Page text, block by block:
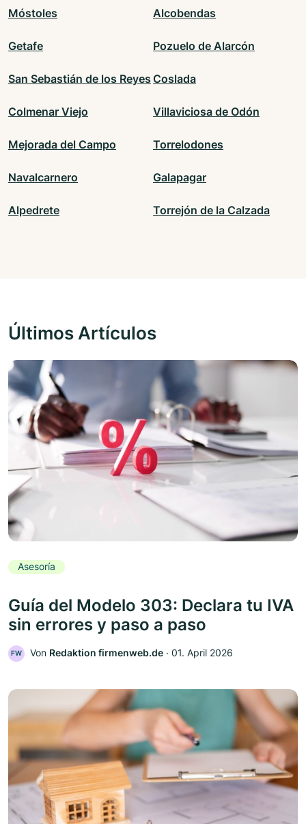
Móstoles Alcobendas
Getafe Pozuelo de Alarcón
San Sebastián de los Reyes Coslada
Colmenar Viejo Villaviciosa de Odón
Mejorada del Campo Torrelodones
Navalcarnero Galapagar
Alpedrete Torrejón de la Calzada
Últimos Artículos
Asesoría
Guía del Modelo 303: Declara tu IVA
sin errores y paso a paso
FW Von Redaktion firmenweb.de ‧ 01. April 2026